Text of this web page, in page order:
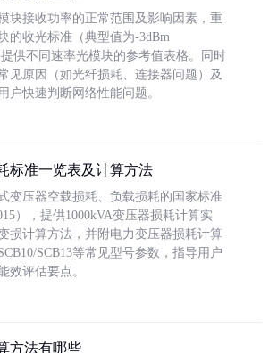
块接收功率的正常范围及影响因素，重
的收光标准（典型值为-3dBm
供不同速率光模块的参考值表格。同时
见原因（如光纤损耗、连接器问题）及
户快速判断网络性能问题。
标准一览表及计算方法
变压器空载损耗、负载损耗的国家标准
），提供1000kVA变压器损耗计算实
损计算方法，并附电力变压器损耗计算
SCB13等常见型号参数，指导用户
效评估要点。
方法有哪些